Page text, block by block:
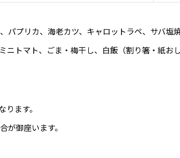
パプリカ、海老カツ、キャロットラペ、サバ塩
トマト、ごま・梅干し、白飯（割り箸・紙おし
ます。
御座います。